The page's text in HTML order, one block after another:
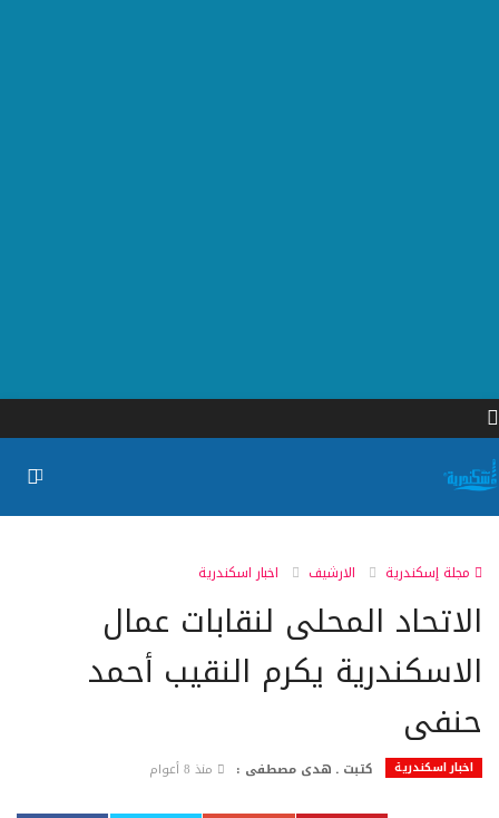
مجلة إسكندرية الارشيف اخبار اسكندرية
الاتحاد المحلى لنقابات عمال
الاسكندرية يكرم النقيب أحمد
حنفى
اخبار اسكندرية كتبت ـ هدى مصطفى : منذ 8 أعوام